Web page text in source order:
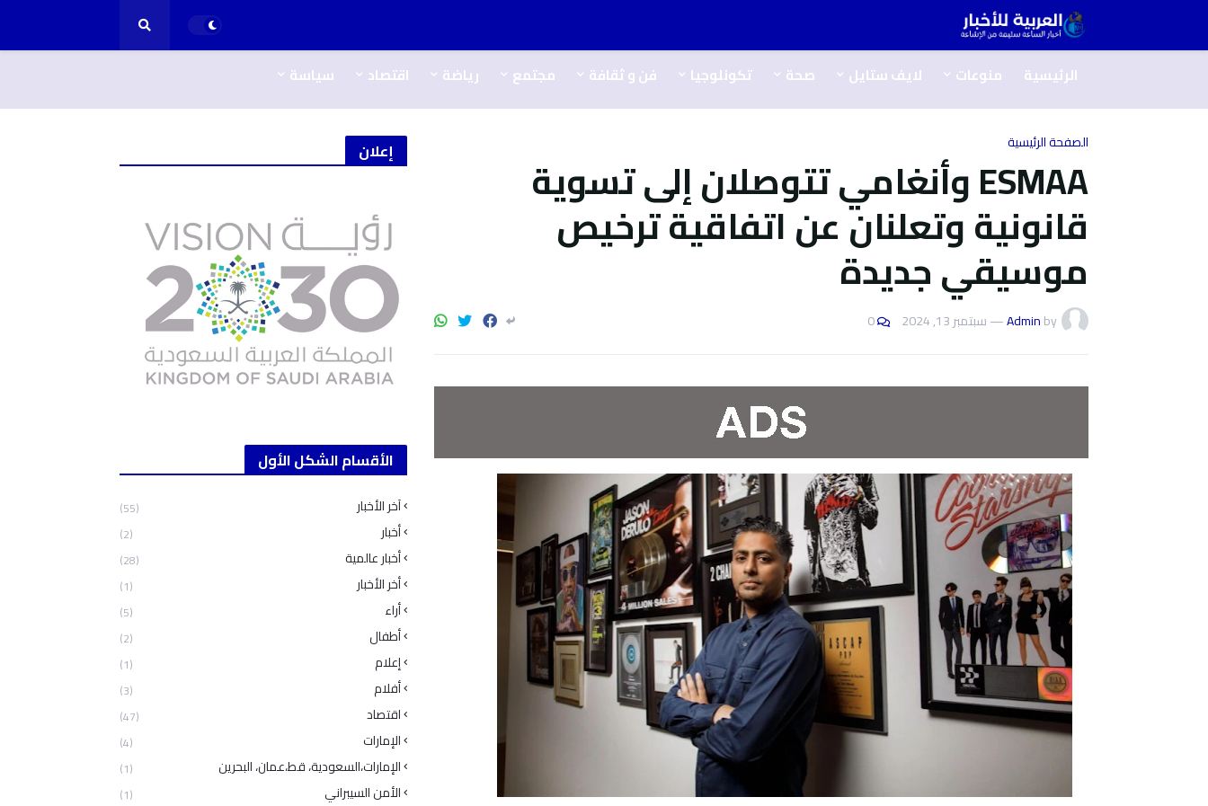
الرئيسية منوعات لايف ستايل صحة تكونلوجيا فن و ثقافة مجتمع رياضة اقتصاد سياسة
الصفحة الرئيسية
ESMAA وأنغامي تتوصلان إلى تسوية
قانونية وتعلنان عن اتفاقية ترخيص
موسيقي جديدة
by
Admin
—سبتمبر 13, 2024 0
إعلان
الأقسام الشكل الأول
آخر الأخبار (55)
أخبار (2)
أخبار عالمية (28)
أخر الأخبار (1)
أراء (5)
أطفال (2)
إعلام (1)
أفلام (3)
اقتصاد (47)
الإمارات (4)
الإمارات،السعودية، قط،عمان، البحرين (1)
الأمن السيبراني (1)